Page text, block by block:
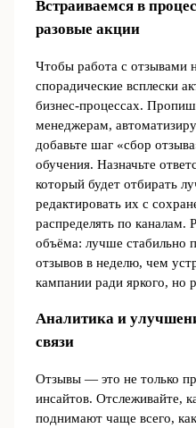
Встраиваемся в
разовые акции
Чтобы работа с отзывами
спорадические всплески
бизнес-процессах.
менеджерам,
добавьте шаг «сбор
обучения. Назначьте
который будет отбирать
редактировать их с
распределять по каналам.
объёма: лучше стабильно
отзывов в неделю, чем
кампании ради яркого, но
Аналитика и
связи
Отзывы — это не только
инсайтов. Отслеживайте,
поднимают чаще всего,